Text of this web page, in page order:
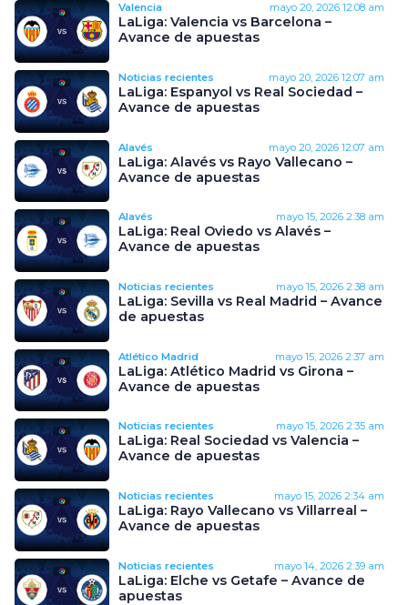
Valencia mayo 20, 2026 12:08 am
LaLiga: Valencia vs Barcelona –
Avance de apuestas
Noticias recientes mayo 20, 2026 12:07 am
LaLiga: Espanyol vs Real Sociedad –
Avance de apuestas
Alavés mayo 20, 2026 12:07 am
LaLiga: Alavés vs Rayo Vallecano –
Avance de apuestas
Alavés mayo 15, 2026 2:38 am
LaLiga: Real Oviedo vs Alavés –
Avance de apuestas
Noticias recientes mayo 15, 2026 2:38 am
LaLiga: Sevilla vs Real Madrid – Avance
de apuestas
Atlético Madrid mayo 15, 2026 2:37 am
LaLiga: Atlético Madrid vs Girona –
Avance de apuestas
Noticias recientes mayo 15, 2026 2:35 am
LaLiga: Real Sociedad vs Valencia –
Avance de apuestas
Noticias recientes mayo 15, 2026 2:34 am
LaLiga: Rayo Vallecano vs Villarreal –
Avance de apuestas
Noticias recientes mayo 14, 2026 2:39 am
LaLiga: Elche vs Getafe – Avance de
apuestas